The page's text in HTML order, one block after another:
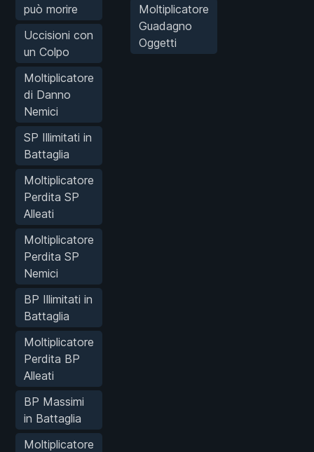
può morire
Uccisioni con
un Colpo
Moltiplicatore
di Danno
Nemici
SP Illimitati in
Battaglia
Moltiplicatore
Perdita SP
Alleati
Moltiplicatore
Perdita SP
Nemici
BP Illimitati in
Battaglia
Moltiplicatore
Perdita BP
Alleati
BP Massimi
in Battaglia
Moltiplicatore
Moltiplicatore
Guadagno
Oggetti